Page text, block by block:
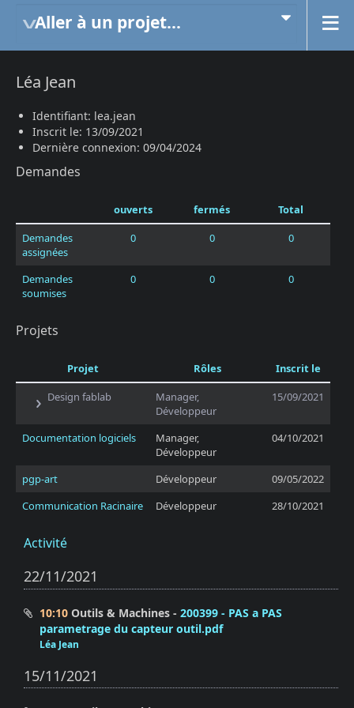
Aller à un projet...
Léa Jean
Identifiant: lea.jean
Inscrit le: 13/09/2021
Dernière connexion: 09/04/2024
Demandes
ouverts fermés
Total
Demandes
assignées
0 0 0
Demandes
soumises
0 0 0
Projets
Projet Rôles
Inscrit le
Design fablab
Manager,
Développeur
15/09/2021
Documentation logiciels
Manager,
Développeur
04/10/2021
pgp-art Développeur
09/05/2022
Communication Racinaire
Développeur 28/10/2021
Activité
22/11/2021
10:10 Outils & Machines
200399 - PAS a PAS
parametrage du capteur outil.pdf
Léa Jean
15/11/2021